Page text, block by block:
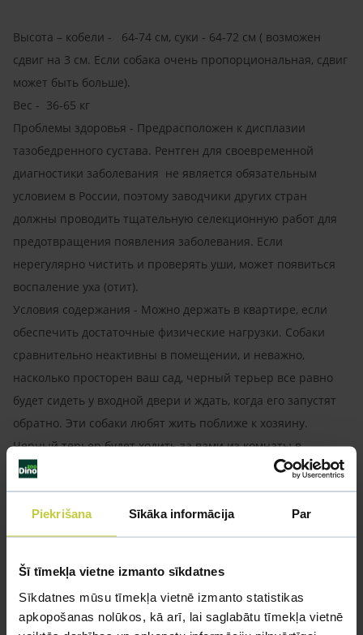
Piekrišana Sīkāka informācija Par
Šī tīmekļa vietne izmanto sīkdatnes
Sīkdatnes mūsu tīmekļa vietnē izmanto statistikas
apkopošanas nolūkos, kā arī, lai saglabātu tīmekļa vietnē
Высота – кобели - 64-74 cм, суки - 64-72 cм ( возможен
сдвиг на 3 cм. Если собака очень пропорциональная, сдвиг
может быть больше).
Вес - 36-65 кг
Проблемы здоровья - Предрасположен к дисплазии
тазобедренного сустава. Рентген для своевременной
диагностики заболевания не является обязательным
условием в России, поэтому заводчики других стран
должны проводить тщательную селекционную работ для
предотвращения появления заболевания. Если
нерегулярно чистить и проверять уши, может появиться
воспаление уха (отит).
Условия содержания - Можно держать в квартире, если
обеспечить достаточные физические нагрузки. Собаки
сравнительно неактивны в помещении, и неважно,
насколько просторен ваш сад, черный терьер все равно
будет сидеть у входной двери и ждать, когда его запустят
обратно. Эти собаки любят жить поближе к хозяину.
Черный терьер будет ходить за вами из комнаты в
комнату, а если он живет на улице, будет наблюдать за
вами, передвигаясь от одного окна к другому. Собакам
просто неообходим контакт с человеком. Порода не
годится для содержания в вольере.
активным прогулкам вместе с хозяином. Ему нравится
играть и развлекаться. Большинство представителей
породы любит игры в воде и снегу.